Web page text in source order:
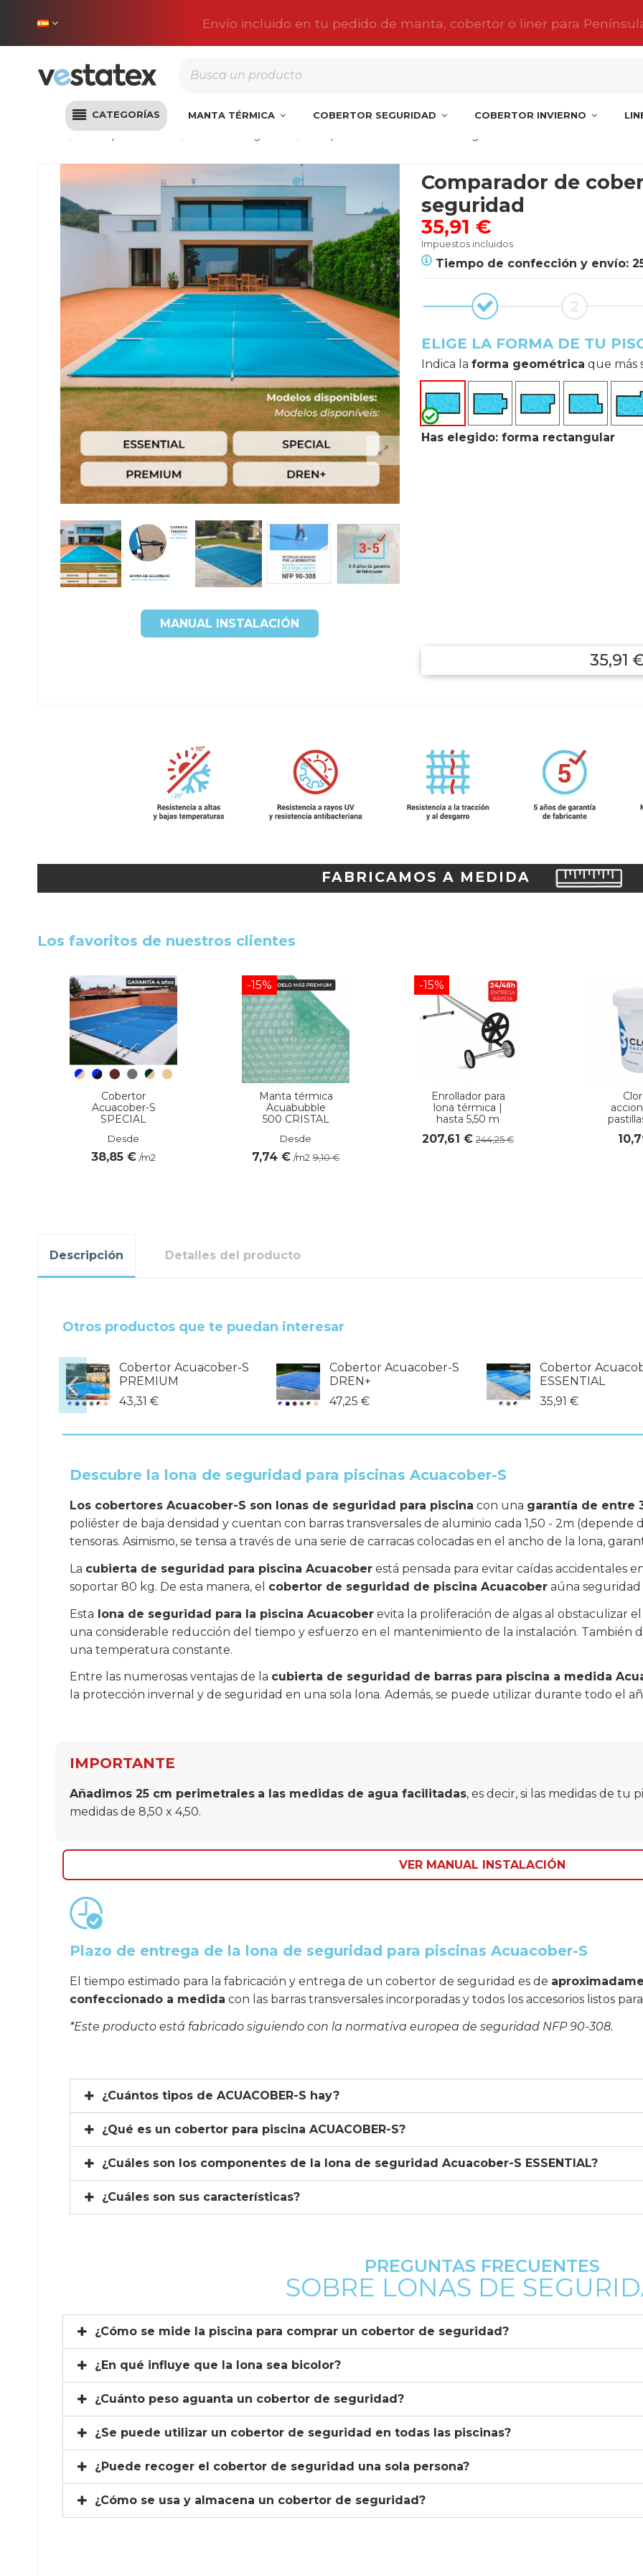
Envío incluido en tu pedido de manta, cobertor o liner para
CATEGORÍAS MANTA TÉRMICA COBERTOR SEGURIDAD COBERTOR INVIERNO
Lonas para Piscinas
MANUAL INSTALACIÓN
Comparador de
seguridad
35,91 €
Impuestos incluidos
Tiempo de confección y envío:
ELIGE LA FORMA DE TU
Indica la forma geométrica que más
Has elegido: forma rectangular
35,91
FABRICAMOS A MEDIDA
Los favoritos de nuestros clientes
Cobertor
Acuacober-S
SPECIAL
Desde
38,85 € /m2
-15%
Manta térmica
Acuabubble
500 CRISTAL
Desde
7,74 € /m2 9,10 €
-15%
Enrollador para
lona térmica |
hasta 5,50 m
207,61 € 244,25 €
Descripción Detalles del producto
Otros productos que te puedan interesar
Cobertor Acuacober-S
PREMIUM
43,31 €
Cobertor Acuacober-S
DREN+
47,25 €
Cobertor
ESSENTIAL
35,91 €
Descubre la lona de seguridad para piscinas Acuacober-S
Los cobertores Acuacober-S son lonas de seguridad para piscina con una garantía de entre
poliéster de baja densidad y cuentan con barras transversales de aluminio cada 1,50 - 2m
tensoras. Asimismo, se tensa a través de una serie de carracas colocadas en el ancho de la lona,
La cubierta de seguridad para piscina Acuacober está pensada para evitar caídas accidentales
soportar 80 kg. De esta manera, el cobertor de seguridad de piscina Acuacober aúna seguridad
Esta lona de seguridad para la piscina Acuacober evita la proliferación de algas al obstaculizar
una considerable reducción del tiempo y esfuerzo en el mantenimiento de la instalación. También
una temperatura constante.
Entre las numerosas ventajas de la cubierta de seguridad de barras para piscina a medida
la protección invernal y de seguridad en una sola lona. Además, se puede utilizar durante todo el
IMPORTANTE
Añadimos 25 cm perimetrales a las medidas de agua facilitadas, es decir, si las medidas de tu
medidas de 8,50 x 4,50.
VER MANUAL INSTALACIÓN
Plazo de entrega de la lona de seguridad para piscinas Acuacober-S
El tiempo estimado para la fabricación y entrega de un cobertor de seguridad es de
confeccionado a medida con las barras transversales incorporadas y todos los accesorios listos
*Este producto está fabricado siguiendo con la normativa europea de seguridad NFP 90-308.
¿Cuántos tipos de ACUACOBER-S hay?
¿Qué es un cobertor para piscina ACUACOBER-S?
¿Cuáles son los componentes de la lona de seguridad Acuacober-S ESSENTIAL?
¿Cuáles son sus características?
PREGUNTAS FRECUENTES
SOBRE LONAS DE
¿Cómo se mide la piscina para comprar un cobertor de seguridad?
¿En qué influye que la lona sea bicolor?
¿Cuánto peso aguanta un cobertor de seguridad?
¿Se puede utilizar un cobertor de seguridad en todas las piscinas?
¿Puede recoger el cobertor de seguridad una sola persona?
¿Cómo se usa y almacena un cobertor de seguridad?